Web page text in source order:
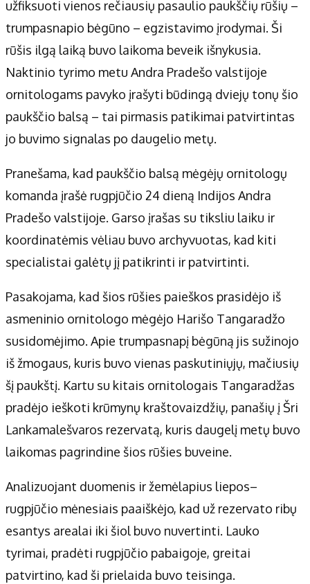
Apie mus
Autoriai
Kontaktai
Privatumo politika
Redakcijos politika
Receptai
užfiksuoti vienos rečiausių pasaulio paukščių rūšių –
trumpasnapio bėgūno – egzistavimo įrodymai. Ši
rūšis ilgą laiką buvo laikoma beveik išnykusia.
Naktinio tyrimo metu Andra Pradešo valstijoje
ornitologams pavyko įrašyti būdingą dviejų tonų šio
paukščio balsą – tai pirmasis patikimai patvirtintas
jo buvimo signalas po daugelio metų.
Pranešama, kad paukščio balsą mėgėjų ornitologų
komanda įrašė rugpjūčio 24 dieną Indijos Andra
Pradešo valstijoje. Garso įrašas su tiksliu laiku ir
koordinatėmis vėliau buvo archyvuotas, kad kiti
specialistai galėtų jį patikrinti ir patvirtinti.
Pasakojama, kad šios rūšies paieškos prasidėjo iš
asmeninio ornitologo mėgėjo Harišo Tangaradžo
susidomėjimo. Apie trumpasnapį bėgūną jis sužinojo
iš žmogaus, kuris buvo vienas paskutiniųjų, mačiusių
šį paukštį. Kartu su kitais ornitologais Tangaradžas
pradėjo ieškoti krūmynų kraštovaizdžių, panašių į Šri
Lankamalešvaros rezervatą, kuris daugelį metų buvo
laikomas pagrindine šios rūšies buveine.
Analizuojant duomenis ir žemėlapius liepos–
rugpjūčio mėnesiais paaiškėjo, kad už rezervato ribų
esantys arealai iki šiol buvo nuvertinti. Lauko
tyrimai, pradėti rugpjūčio pabaigoje, greitai
patvirtino, kad ši prielaida buvo teisinga.